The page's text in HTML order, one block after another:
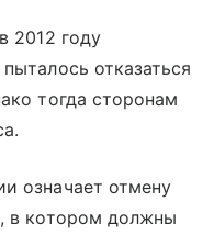
2012 году
отказаться
тогда сторонам
означает отмену
в котором должны